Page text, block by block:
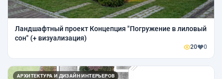
Ландшафтный проект Концепция "Погружение в лиловый
сон" (+ визуализация)
20 0
АРХИТЕКТУРА И ДИЗАЙН ИНТЕРЬЕРОВ